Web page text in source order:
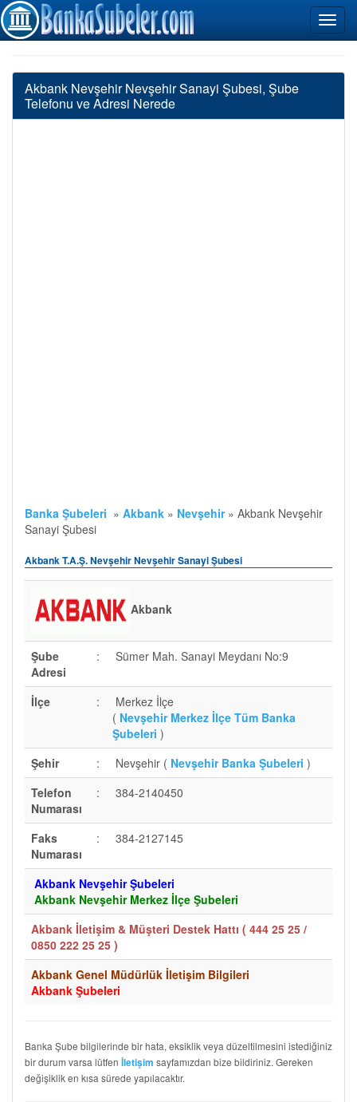
Akbank Nevşehir Nevşehir Sanayi Şubesi, Şube
Telefonu ve Adresi Nerede
Banka Şubeleri » Akbank » Nevşehir » Akbank Nevşehir
Sanayi Şubesi
Akbank T.A.Ş. Nevşehir Nevşehir Sanayi Şubesi
Akbank
Şube
Adresi
: Sümer Mah. Sanayi Meydanı No:9
İlçe :
Merkez İlçe
( Nevşehir Merkez İlçe Tüm Banka
Şubeleri )
Şehir
: Nevşehir ( Nevşehir Banka Şubeleri )
Telefon
Numarası
: 384-2140450
Faks
Numarası
: 384-2127145
Akbank Nevşehir Şubeleri
Akbank Nevşehir Merkez İlçe Şubeleri
Akbank İletişim & Müşteri Destek Hattı ( 444 25 25 /
0850 222 25 25 )
Akbank Genel Müdürlük İletişim Bilgileri
Akbank Şubeleri
Banka Şube bilgilerinde bir hata, eksiklik veya düzeltilmesini istediğiniz
bir durum varsa lütfen İletişim sayfamızdan bize bildiriniz. Gereken
değişiklik en kısa sürede yapılacaktır.